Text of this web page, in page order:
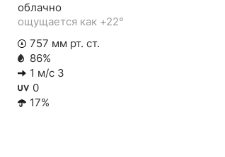
облачно
ощущается как +22°
757 мм рт. ст.
86%
1 м/с З
0
17%